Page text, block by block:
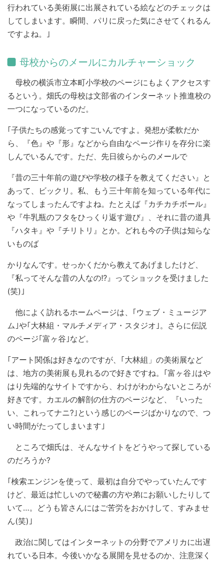
行われている美術展に出展されている絵などのチェックは
してしまいます。瞬間、パリに戻った気にさせてくれるん
ですよね。｣
母校からのメールにカルチャーショック
母校の横浜市立本町小学校のページにもよくアクセスす
るという。畑氏の母校は文部省のインターネット推進校の
一つになっているのだ。
｢子供たちの感覚ってすごいんですよ。発想が柔軟だか
ら、『色』や『形』などから自由なページ作りを存分に楽
しんでいるんです。ただ、先日彼らからのメールで
『昔の三十年前の遊びや学校の様子を教えてください』と
あって、ビックリ。私、もう三十年前を知っている年代に
なってしまったんですよね。たとえば『カチカチボール』
や『牛乳瓶のフタをひっくり返す遊び』、それに昔の道具
『ハタキ』や『チリトリ』とか。どれも今の子供は知らな
いものば
かりなんです。せっかくだから教えてあげましたけど、
『私ってそんな昔の人なの!?』ってショックを受けました
(笑)｣
他によく訪れるホームページは、｢ウェブ・ミュージア
ム｣や｢大林組・マルチメディア・スタジオ｣。さらに伝説
のページ｢富ヶ谷｣など。
｢アート関係は好きなのですが、｢大林組」の美術展など
は、地方の美術展も見れるので好きですね。｢富ヶ谷｣はや
はり先端的なサイトですから、わけがわからないところが
好きです。カエルの解剖の仕方のページなど、『いった
い、これってナニ?｣という感じのページばかりなので、つ
い時間がたってしまいます｣
ところで畑氏は、そんなサイトをどうやって探している
のだろうか?
｢検索エンジンを使って、最初は自分でやっていたんです
けど、最近は忙しいので秘書の方や弟にお願いしたりして
いて…。どうも皆さんにはご苦労をおかけして、すみませ
ん(笑)｣
政治に関してはインターネットの分野でアメリカに出遅
れている日本。今後いかなる展開を見せるのか、注意深く